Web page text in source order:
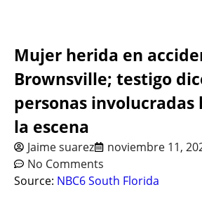
Mujer herida en
Brownsville; testigo
personas involucradas
la escena
Jaime suarez
noviembre 11,
No Comments
Source: NBC6 South Florida